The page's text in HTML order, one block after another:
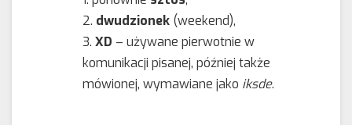
dwudzionek (weekend),
XD – używane pierwotnie w
komunikacji pisanej, później także
mówionej, wymawiane jako iksde.